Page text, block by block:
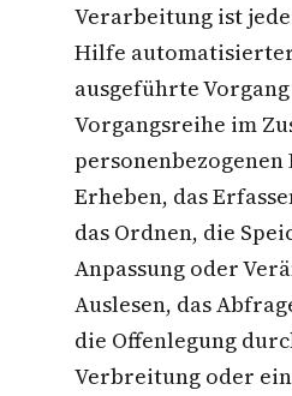
Verarbeitung ist
Hilfe
ausgeführte
Vorgangsreihe im
personenbezogenen
Erheben, das
das Ordnen, die
Anpassung oder
Auslesen, das
die Offenlegung
Verbreitung oder